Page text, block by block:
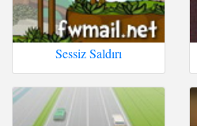
Sessiz Saldırı